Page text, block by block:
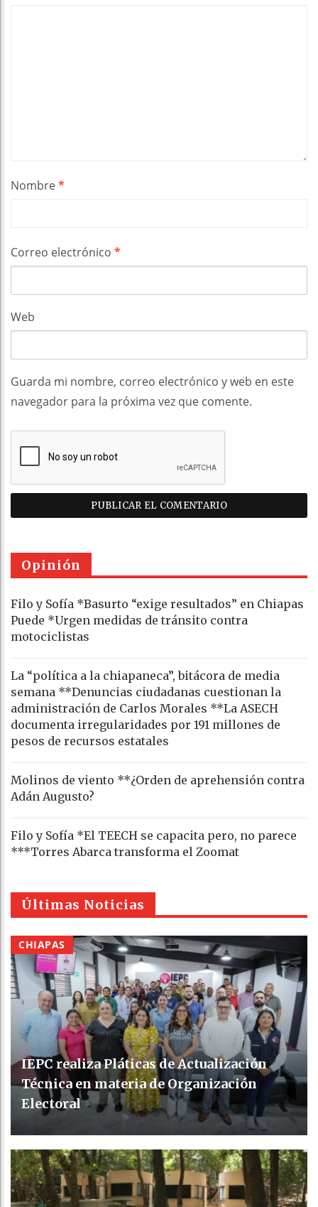
Nombre*
Correo electrónico *
Web
Guarda mi nombre, correo electrónico y web en este
navegador para la próxima vez que comente.
Opinión
Filo y Sofía *Basurto “exige resultados” en Chiapas
Puede *Urgen medidas de tránsito contra
motociclistas
La “política a la chiapaneca”, bitácora de media
semana **Denuncias ciudadanas cuestionan la
administración de Carlos Morales **La ASECH
documenta irregularidades por 191 millones de
pesos de recursos estatales
Molinos de viento **¿Orden de aprehensión contra
Adán Augusto?
Filo y Sofía *El TEECH se capacita pero, no parece
***Torres Abarca transforma el Zoomat
Últimas Noticias
CHIAPAS
IEPC realiza Pláticas de Actualización
Técnica en materia de Organización
Electoral